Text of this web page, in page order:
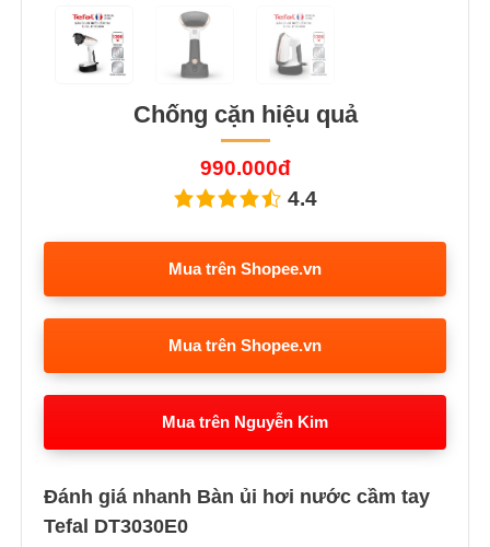
Chống cặn hiệu quả
990.000đ
4.4
Mua trên Shopee.vn
Mua trên Shopee.vn
Mua trên Nguyễn Kim
Đánh giá nhanh Bàn ủi hơi nước cầm tay
Tefal DT3030E0